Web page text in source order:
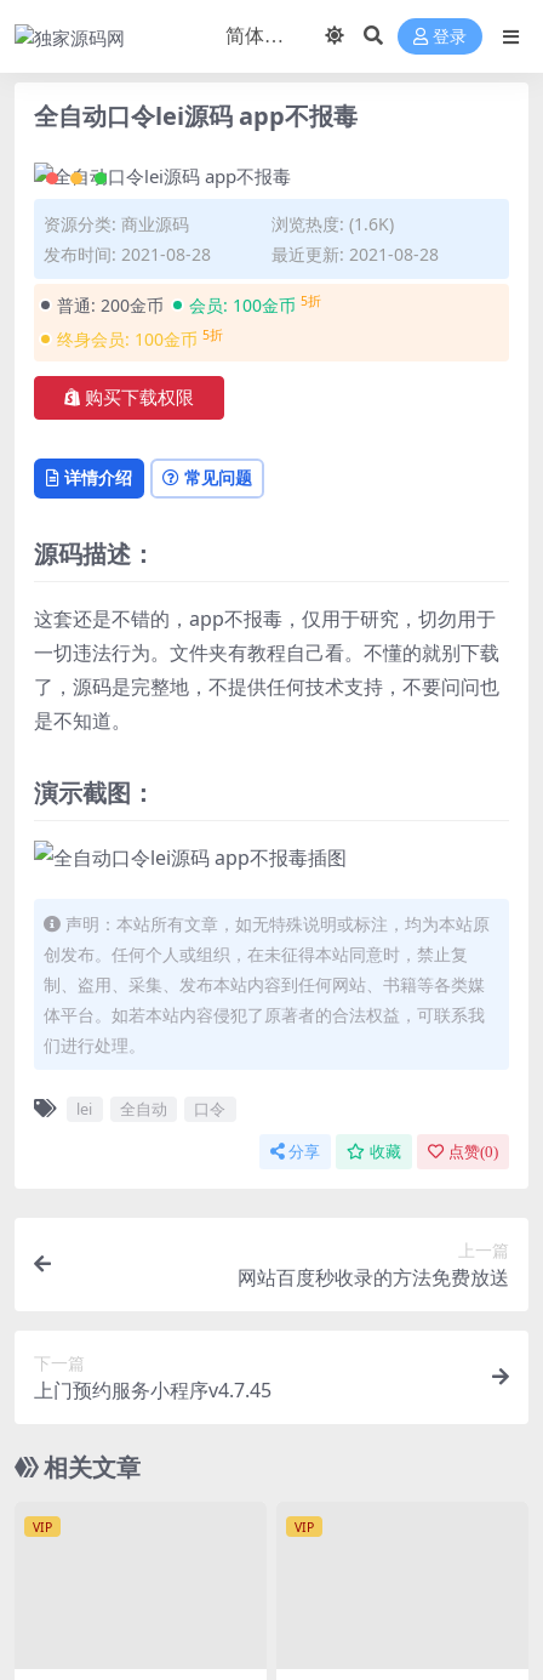
登录
全自动口令lei源码 app不报毒
资源分类: 商业源码
浏览热度: (1.6K)
发布时间: 2021-08-28
最近更新: 2021-08-28
普通: 200金币 会员: 100金币 5折
终身会员: 100金币 5折
购买下载权限
详情介绍 常见问题
源码描述：
这套还是不错的，app不报毒，仅用于研究，切勿用于
一切违法行为。文件夹有教程自己看。不懂的就别下载
了，源码是完整地，不提供任何技术支持，不要问问也
是不知道。
演示截图：
声明：本站所有文章，如无特殊说明或标注，均为本站原
创发布。任何个人或组织，在未征得本站同意时，禁止复
制、盗用、采集、发布本站内容到任何网站、书籍等各类媒
体平台。如若本站内容侵犯了原著者的合法权益，可联系我
们进行处理。
lei 全自动 口令
分享 收藏 点赞(0)
上一篇
网站百度秒收录的方法免费放送
下一篇
上门预约服务小程序v4.7.45
相关文章
VIP VIP